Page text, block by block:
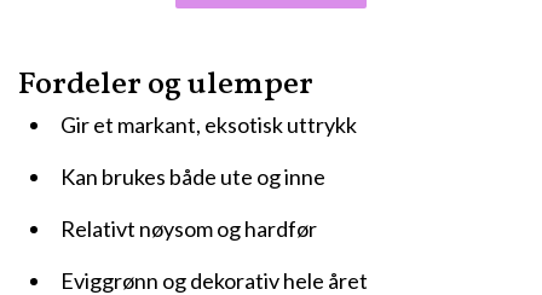
Fordeler og ulemper
Gir et markant, eksotisk uttrykk
Kan brukes både ute og inne
Relativt nøysom og hardfør
Eviggrønn og dekorativ hele året